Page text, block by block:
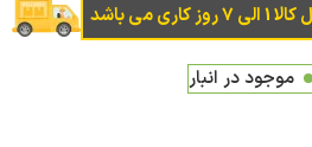
می باشد
موجود در انبار